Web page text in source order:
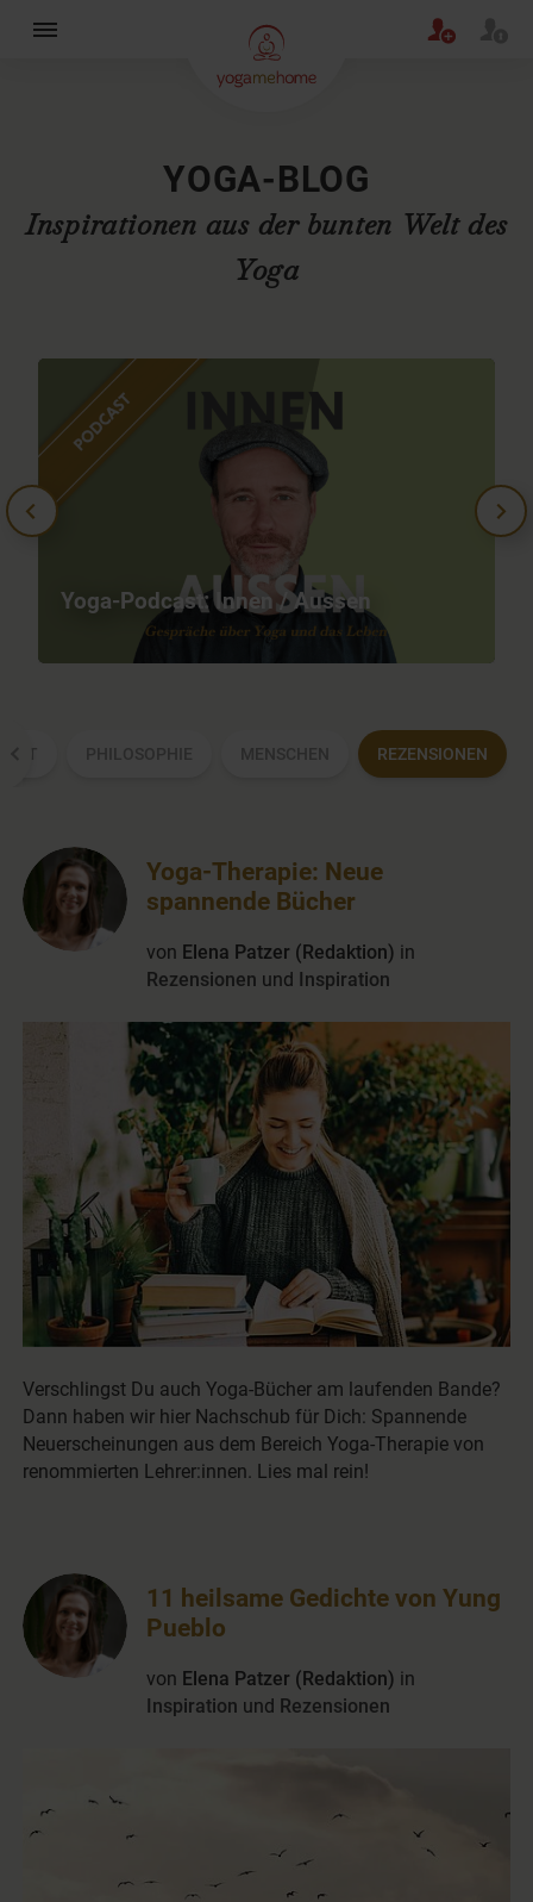
YOGA-BLOG
Inspirationen aus der bunten Welt des
Yoga
Yoga-Podcast: Innen / Aussen
REZENSIONEN
Verschlingst Du auch Yoga-Bücher am laufenden Bande?
Dann haben wir hier Nachschub für Dich: Spannende
Neuerscheinungen aus dem Bereich Yoga-Therapie von
renommierten Lehrer:innen. Lies mal rein!
Yoga-Therapie: Neue
spannende Bücher
von Elena Patzer (Redaktion) in
Rezensionen und Inspiration
11 heilsame Gedichte von Yung
Pueblo
von Elena Patzer (Redaktion) in
Inspiration und Rezensionen